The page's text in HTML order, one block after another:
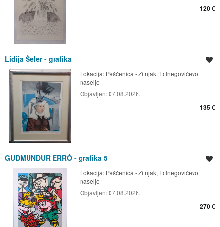
120 €
Lidija Šeler - grafika
Lokacija: Peščenica - Žitnjak, Folnegovićevo
naselje
Objavljen:07.08.2026.
135 €
GUDMUNDUR ERRÓ - grafika 5
Lokacija: Peščenica - Žitnjak, Folnegovićevo
naselje
Objavljen:07.08.2026.
270 €